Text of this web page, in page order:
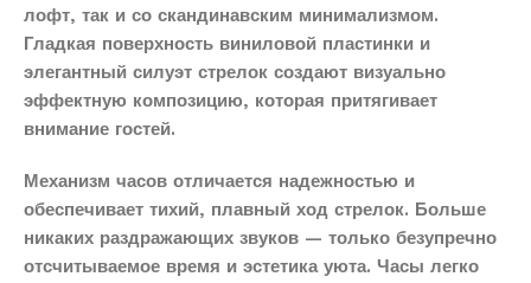
лофт, так и со скандинавским минимализмом.
Гладкая поверхность виниловой пластинки и
элегантный силуэт стрелок создают визуально
эффектную композицию, которая притягивает
внимание гостей.
Механизм часов отличается надежностью и
обеспечивает тихий, плавный ход стрелок. Больше
никаких раздражающих звуков — только безупречно
отсчитываемое время и эстетика уюта. Часы легко